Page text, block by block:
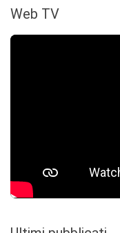
Web TV